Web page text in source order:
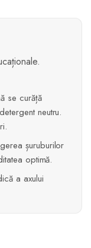
se curăță
neutru.
șuruburilor
optimă.
a axului